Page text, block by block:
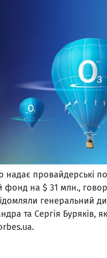
надає провайдерські
фонд на $ 31 млн.,
генеральний
та Сергія